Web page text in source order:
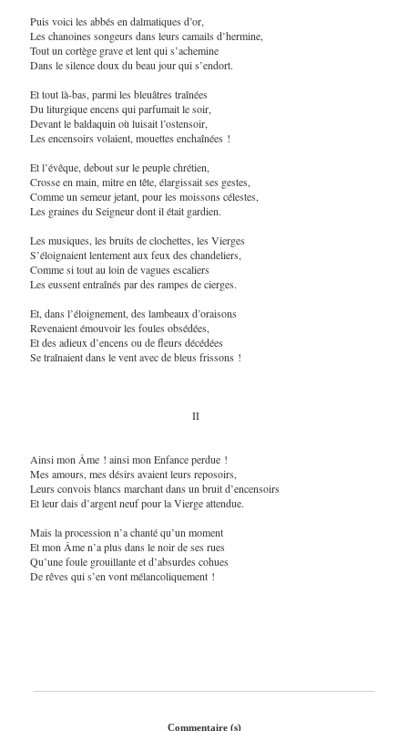
Puis voici les abbés en dalmatiques d’or,
Les chanoines songeurs dans leurs camails d’hermine,
Tout un cortège grave et lent qui s’achemine
Dans le silence doux du beau jour qui s’endort.
Et tout là-bas, parmi les bleuâtres traînées
Du liturgique encens qui parfumait le soir,
Devant le baldaquin où luisait l’ostensoir,
Les encensoirs volaient, mouettes enchaînées !
Et l’évêque, debout sur le peuple chrétien,
Crosse en main, mitre en tête, élargissait ses gestes,
Comme un semeur jetant, pour les moissons célestes,
Les graines du Seigneur dont il était gardien.
Les musiques, les bruits de clochettes, les Vierges
S’éloignaient lentement aux feux des chandeliers,
Comme si tout au loin de vagues escaliers
Les eussent entraînés par des rampes de cierges.
Et, dans l’éloignement, des lambeaux d’oraisons
Revenaient émouvoir les foules obsédées,
Et des adieux d’encens ou de fleurs décédées
Se traînaient dans le vent avec de bleus frissons !
II
Ainsi mon Âme ! ainsi mon Enfance perdue !
Mes amours, mes désirs avaient leurs reposoirs,
Leurs convois blancs marchant dans un bruit d’encensoirs
Et leur dais d’argent neuf pour la Vierge attendue.
Mais la procession n’a chanté qu’un moment
Et mon Âme n’a plus dans le noir de ses rues
Qu’une foule grouillante et d’absurdes cohues
De rêves qui s’en vont mélancoliquement !
Commentaire (s)